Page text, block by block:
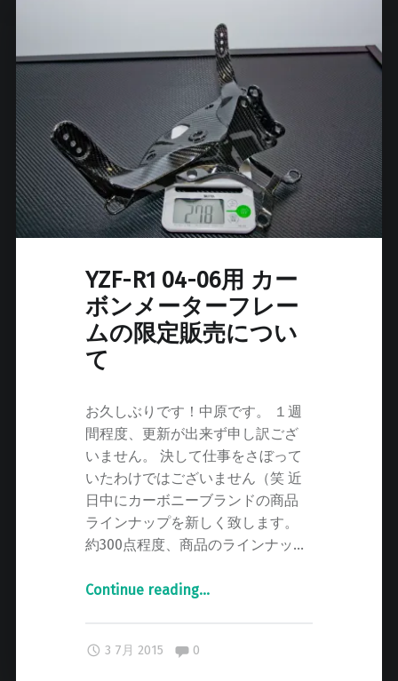
S
1
0
0
0
R
R
カ
ー
ン
パ
ー
ツ
始
！
！
！
"
YZF-R1 04-06用 カー
ボンメーターフレー
ムの限定販売につい
て
お久しぶりです！中原です。 １週
間程度、更新が出来ず申し訳ござ
いません。 決して仕事をさぼって
いたわけではございません（笑 近
日中にカーボニーブランドの商品
ラインナップを新しく致します。
約300点程度、商品のラインナッ…
Continue reading"
…
3 7月 2015 Comments:
0